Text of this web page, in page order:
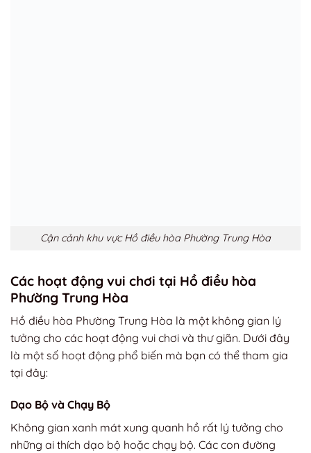
Cận cảnh khu vực Hồ điều hòa Phường Trung Hòa
Các hoạt động vui chơi tại Hồ điều hòa
Phường Trung Hòa
Hồ điều hòa Phường Trung Hòa là một không gian lý
tưởng cho các hoạt động vui chơi và thư giãn. Dưới đây
là một số hoạt động phổ biến mà bạn có thể tham gia
tại đây:
Dạo Bộ và Chạy Bộ
Không gian xanh mát xung quanh hồ rất lý tưởng cho
những ai thích dạo bộ hoặc chạy bộ. Các con đường